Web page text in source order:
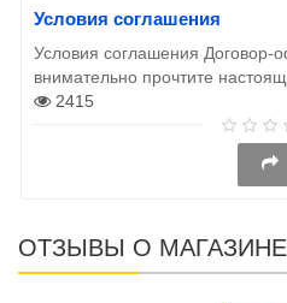
Условия соглашения
Условия соглашения Договор-
внимательно прочтите
2415
ОТЗЫВЫ О МАГАЗИНЕ